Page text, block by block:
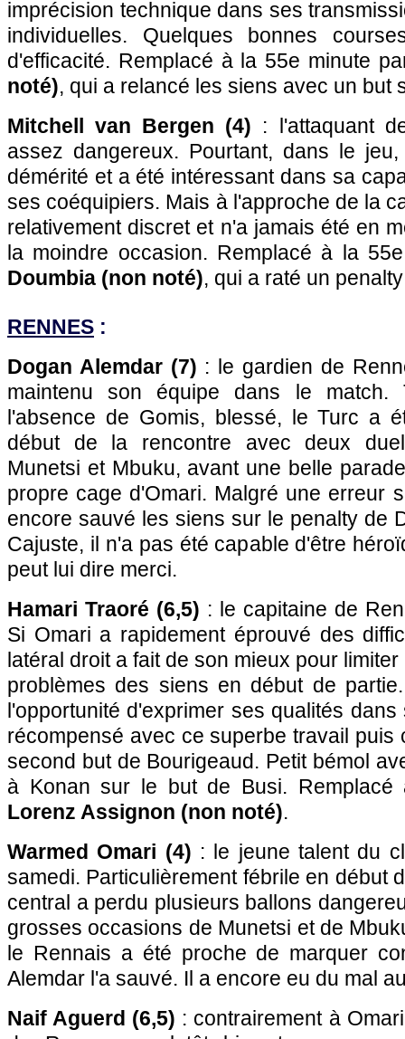
imprécision technique dans ses
individuelles. Quelques bonnes
d'efficacité. Remplacé à la 55e minute
noté), qui a relancé les siens avec un but
Mitchell van Bergen (4) : l'attaquant
assez dangereux. Pourtant, dans le
démérité et a été intéressant dans sa
ses coéquipiers. Mais à l'approche de la
relativement discret et n'a jamais été en
la moindre occasion. Remplacé à la
Doumbia (non noté), qui a raté un
RENNES :
Dogan Alemdar (7) : le gardien de
maintenu son équipe dans le match.
l'absence de Gomis, blessé, le Turc a
début de la rencontre avec deux
Munetsi et Mbuku, avant une belle
propre cage d'Omari. Malgré une erreur
encore sauvé les siens sur le penalty de
Cajuste, il n'a pas été capable d'être
peut lui dire merci.
Hamari Traoré (6,5) : le capitaine de
Si Omari a rapidement éprouvé des
latéral droit a fait de son mieux pour
problèmes des siens en début de
l'opportunité d'exprimer ses qualités
récompensé avec ce superbe travail puis
second but de Bourigeaud. Petit bémol
à Konan sur le but de Busi.
Lorenz Assignon (non noté).
Warmed Omari (4) : le jeune talent du
samedi. Particulièrement fébrile en début
central a perdu plusieurs ballons
grosses occasions de Munetsi et de
le Rennais a été proche de marquer
Alemdar l'a sauvé. Il a encore eu du mal
Naif Aguerd (6,5) : contrairement à